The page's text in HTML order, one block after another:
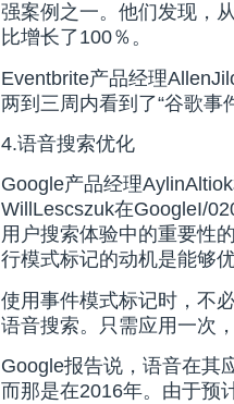
强案例之一。他们发现，
比增长了100％。
Eventbrite产品经理
两到三周内看到了“谷歌事
4.语音搜索优化
Google产品经理
WillLescszuk在GoogleI/
用户搜索体验中的重要性
行模式标记的动机是能够
使用事件模式标记时，不
语音搜索。只需应用一次
Google报告说，语音在其
而那是在2016年。由于预